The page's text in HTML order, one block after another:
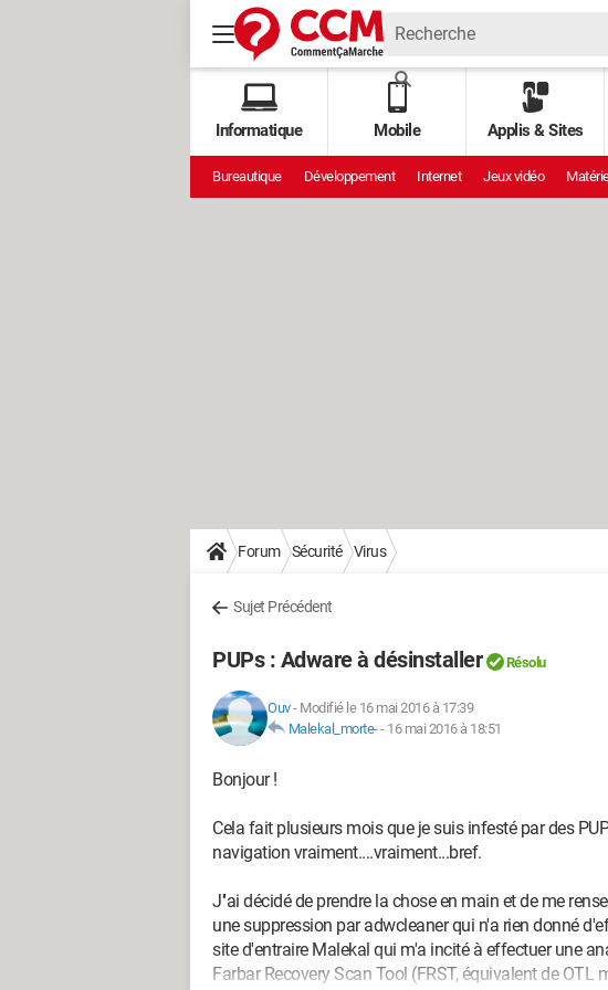
Informatique Mobile Applis & Sites
Bureautique Développement Internet Jeux vidéo
Forum Sécurité Virus
Sujet Précédent
PUPs : Adware à désinstaller Résolu
Ouv- Modifié le 16 mai 2016 à 17:39
Malekal_morte-- 16 mai 2016 à 18:51
Bonjour !
Cela fait plusieurs mois que je suis infesté par des
navigation vraiment....vraiment...bref.
J''ai décidé de prendre la chose en main et de me
une suppression par adwcleaner qui n'a rien donné
site d'entraire Malekal qui m'a incité à effectuer une
Farbar Recovery Scan Tool (FRST, équivalent de OTL